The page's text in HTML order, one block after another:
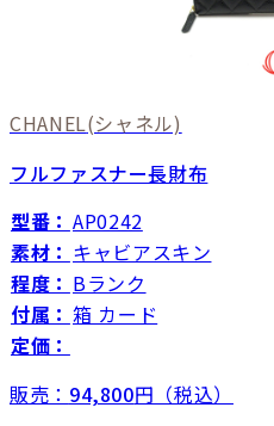
CHANEL(シャネル)
フルファスナー長財布
型番： AP0242
素材： キャビアスキン
程度： Bランク
付属： 箱 カード
定価：
販売： 94,800円（税込）